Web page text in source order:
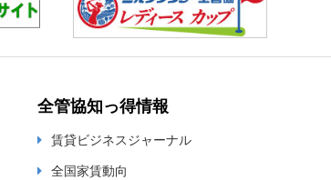
全管協知っ得情報
賃貸ビジネスジャーナル
全国家賃動向